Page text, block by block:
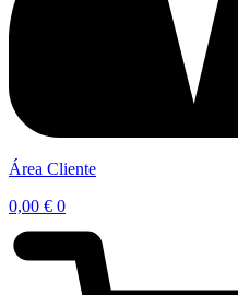
Área Cliente
0,00 € 0